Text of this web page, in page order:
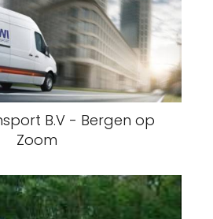
B.V - Bergen op
Zoom